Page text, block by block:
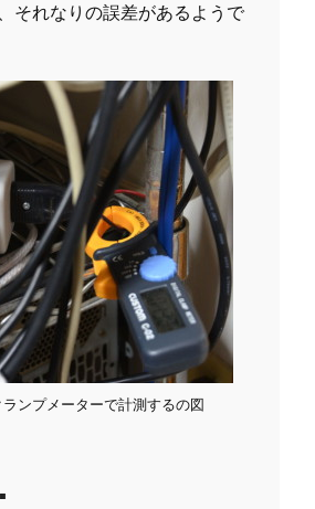
それなりの誤差があるようで
ンプメーターで計測するの図